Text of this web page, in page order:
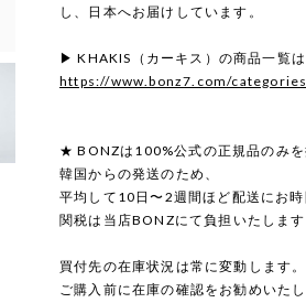
し、日本へお届けしています。
▶ KHAKIS（カーキス）の商品一覧
https://www.bonz7.com/
★ BONZは100%公式の正規品のみ
韓国からの発送のため、
平均して10日〜2週間ほど配送にお
関税は当店BONZにて負担いたしま
買付先の在庫状況は常に変動します。
ご購入前に在庫の確認をお勧めいた